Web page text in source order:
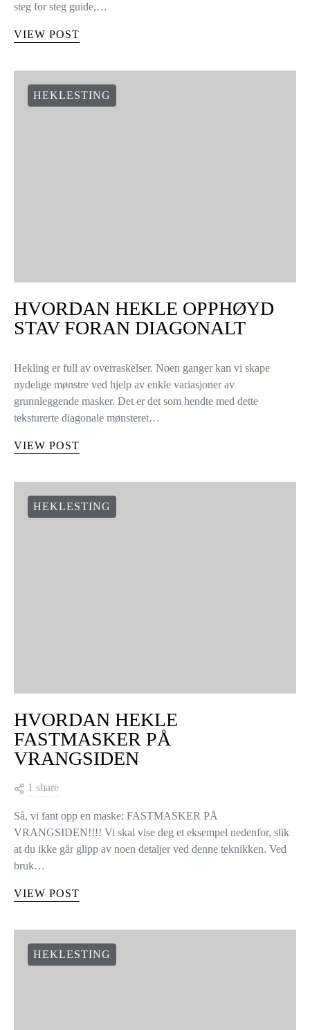
steg for steg guide,…
VIEW POST
HEKLESTING
HVORDAN HEKLE OPPHØYD
STAV FORAN DIAGONALT
Hekling er full av overraskelser. Noen ganger kan vi skape
nydelige mønstre ved hjelp av enkle variasjoner av
grunnleggende masker. Det er det som hendte med dette
teksturerte diagonale mønsteret…
VIEW POST
HEKLESTING
HVORDAN HEKLE
FASTMASKER PÅ
VRANGSIDEN
1 share
Så, vi fant opp en maske: FASTMASKER PÅ
VRANGSIDEN!!!! Vi skal vise deg et eksempel nedenfor, slik
at du ikke går glipp av noen detaljer ved denne teknikken. Ved
bruk…
VIEW POST
HEKLESTING